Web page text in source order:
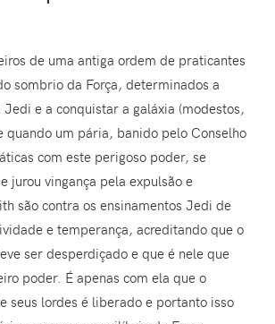
de uma antiga ordem de praticantes
sombrio da Força, determinados a
e a conquistar a galáxia (modestos,
quando um pária, banido pelo Conselho
com este perigoso poder, se
jurou vingança pela expulsão e
são contra os ensinamentos Jedi de
e temperança, acreditando que o
ser desperdiçado e que é nele que
poder. É apenas com ela que o
seus lordes é liberado e portanto isso